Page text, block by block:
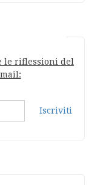
le riflessioni del
Iscriviti